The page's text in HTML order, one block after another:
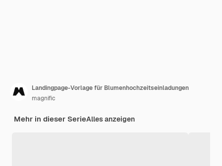
Landingpage-Vorlage für Blumenhochzeitseinladungen
magnific
Mehr in dieser SerieAlles anzeigen